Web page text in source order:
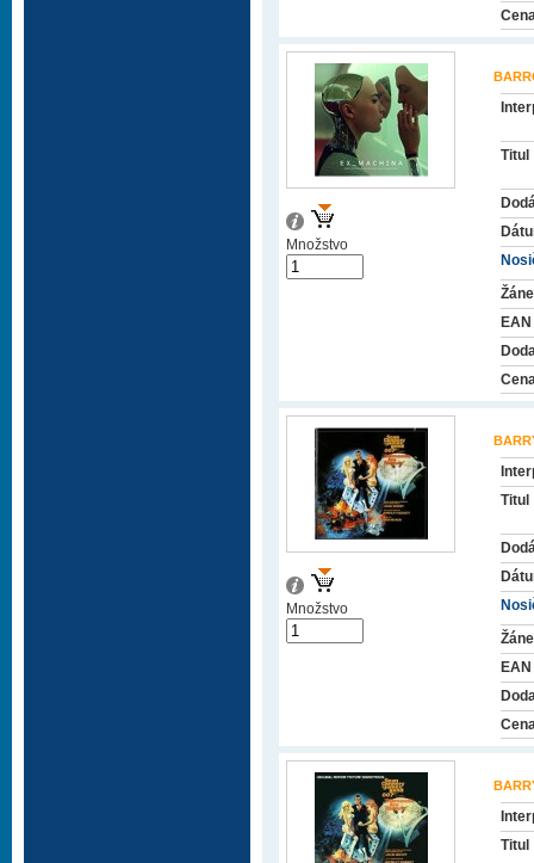
Titul
EAN
Množstvo
Titul
EAN
Množstvo
Titul